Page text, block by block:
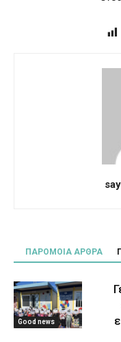
ΠΑΡΟΜΟΙΑ ΑΡΘΡΑ
Good news